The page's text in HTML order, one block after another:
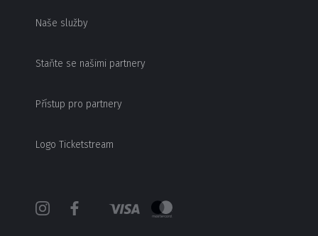
Naše služby
Staňte se našimi partnery
Přístup pro partnery
Logo Ticketstream